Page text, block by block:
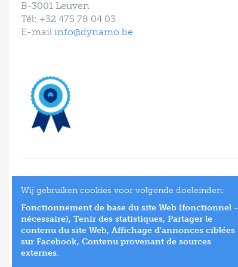
B-3001 Leuven
Tél: +32 475 78 04 03
E-mail info@dynamo.be
Wij gebruiken cookies voor volgende doeleinden:
Fonctionnement de base du site Web (fonctionnel -
nécessaire), Tenir des statistiques, Partager le
contenu du site Web, Affichage d'annonces ciblées
sur Facebook, Contenu provenant de sources
externes.